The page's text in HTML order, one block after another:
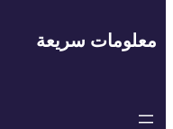
معلومات سريعة